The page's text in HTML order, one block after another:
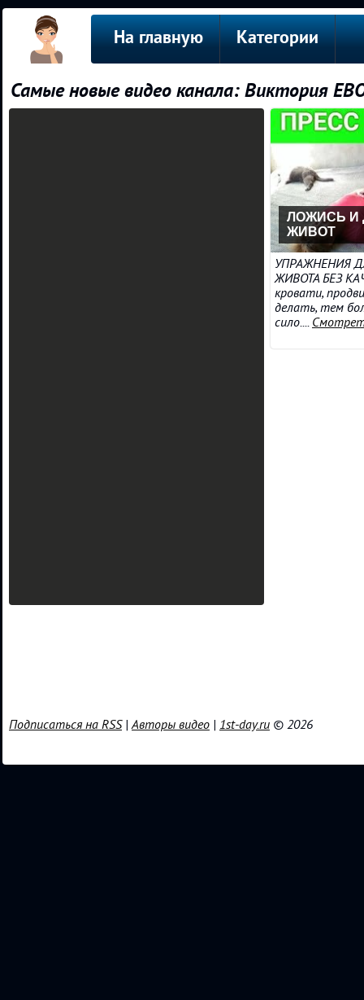
На главную Категории
Самые новые видео канала: Виктория
ЛОЖИСЬ И
ЖИВОТ
УПРАЖНЕНИЯ
ЖИВОТА БЕЗ
кровати,
делать, тем
сило....
Подписаться на RSS|Авторы видео | 1st-day.ru © 2026